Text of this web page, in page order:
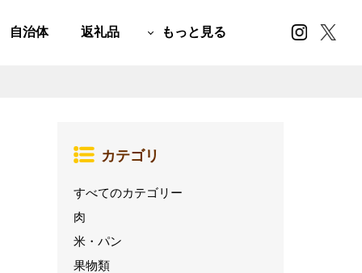
自治体 返礼品 もっと見る
カテゴリ
すべてのカテゴリー
肉
米・パン
果物類